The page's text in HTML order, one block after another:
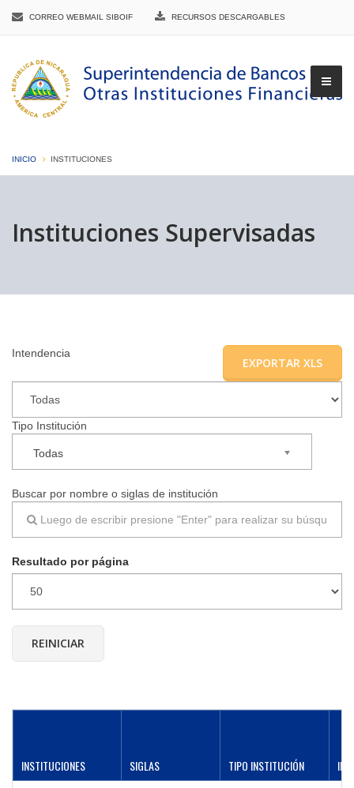
CORREO WEBMAIL SIBOIF RECURSOS DESCARGABLES
INICIO INSTITUCIONES
Instituciones Supervisadas
EXPORTAR XLS
Intendencia
Tipo Institución
Todas
Buscar por nombre o siglas de institución
Resultado por página
INSTITUCIONES SIGLAS TIPO INSTITUCIÓN